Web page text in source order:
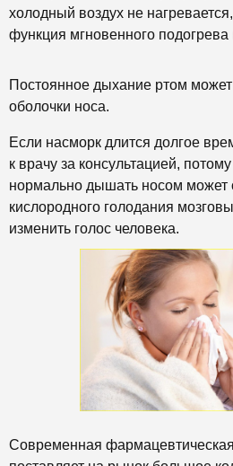
холодный воздух не
функция мгновенного подогрева
Постоянное дыхание ртом
оболочки носа.
Если насморк длится долгое
к врачу за консультацией,
нормально дышать носом может
кислородного голодания
изменить голос человека.
Современная